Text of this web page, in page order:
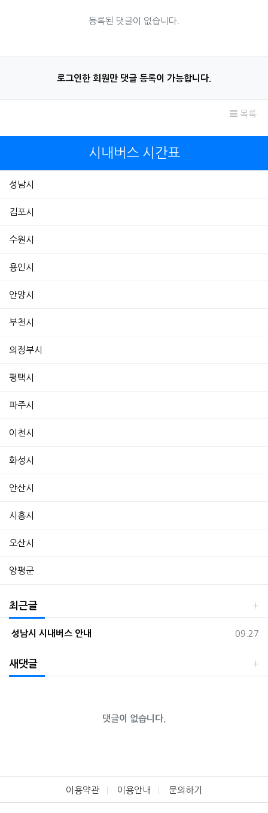
등록된 댓글이 없습니다.
로그인한 회원만 댓글 등록이 가능합니다.
목록
시내버스 시간표
성남시
김포시
수원시
용인시
안양시
부천시
의정부시
평택시
파주시
이천시
화성시
안산시
시흥시
오산시
양평군
최근글
등록일
09.27
성남시 시내버스 안내
새댓글
댓글이 없습니다.
이용약관 이용안내 문의하기